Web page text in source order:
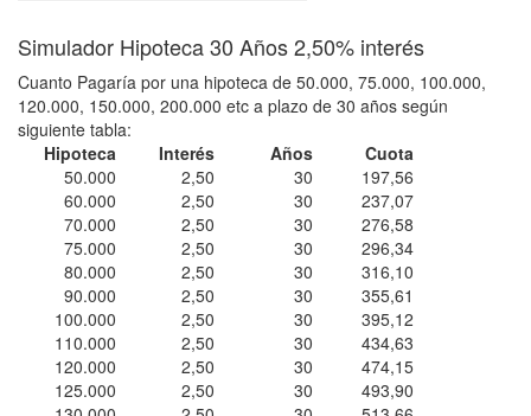
Simulador Hipoteca 30 Años 2,50% interés
Cuanto Pagaría por una hipoteca de 50.000, 75.000, 100.000,
120.000, 150.000, 200.000 etc a plazo de 30 años según
siguiente tabla:
Hipoteca
Interés Años
Cuota
50.000
2,50 30
197,56
60.000
2,50 30
237,07
70.000
2,50 30
276,58
75.000
2,50 30
296,34
80.000
2,50 30
316,10
90.000
2,50 30
355,61
100.000
2,50 30
395,12
110.000
2,50 30
434,63
120.000
2,50 30
474,15
125.000
2,50 30
493,90